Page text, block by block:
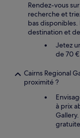
Rendez-vous
recherche et
bas
destination et
Jetez
de 70 €
Cairns Regional
proximité ?
à prix